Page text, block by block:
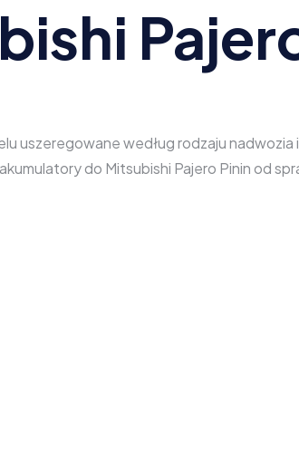
uszeregowane według rodzaju
do Mitsubishi Pajero Pinin od